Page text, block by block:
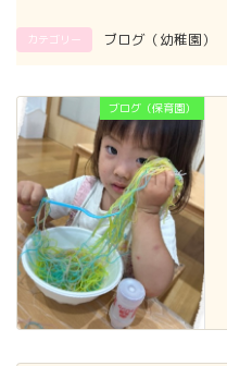
カテゴリー ブログ（幼稚園）
ブログ（保育園）